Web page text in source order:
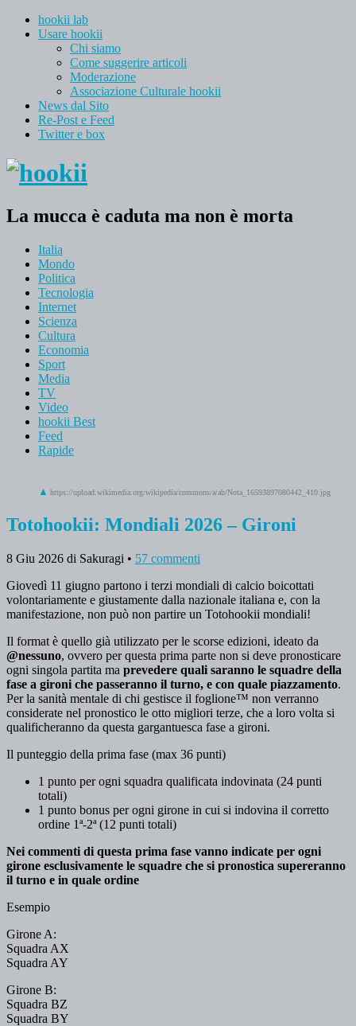
hookii lab
Usare hookii
Chi siamo
Come suggerire articoli
Moderazione
Associazione Culturale hookii
News dal Sito
Re-Post e Feed
Twitter e box
La mucca è caduta ma non è morta
Italia
Mondo
Politica
Tecnologia
Internet
Scienza
Cultura
Economia
Sport
Media
TV
Video
hookii Best
Feed
Rapide
https://upload.wikimedia.org/wikipedia/commons/a/ab/Nota_16593897080442_410.jpg
Totohookii: Mondiali 2026 – Gironi
8 Giu 2026 di Sakuragi • 57 commenti
Giovedì 11 giugno partono i terzi mondiali di calcio boicottati
volontariamente e giustamente dalla nazionale italiana e, con la
manifestazione, non può non partire un Totohookii mondiali!
Il format è quello già utilizzato per le scorse edizioni, ideato da
@nessuno, ovvero per questa prima parte non si deve pronosticare
ogni singola partita ma prevedere quali saranno le squadre della
fase a gironi che passeranno il turno, e con quale piazzamento.
Per la sanità mentale di chi gestisce il foglione™ non verranno
considerate nel pronostico le otto migliori terze, che a loro volta si
qualificheranno da questa gargantuesca fase a gironi.
Il punteggio della prima fase (max 36 punti)
1 punto per ogni squadra qualificata indovinata (24 punti
totali)
1 punto bonus per ogni girone in cui si indovina il corretto
ordine 1ª-2ª (12 punti totali)
Nei commenti di questa prima fase vanno indicate per ogni
girone esclusivamente le squadre che si pronostica supereranno
il turno e in quale ordine
Esempio
Girone A:
Squadra AX
Squadra AY
Girone B:
Squadra BZ
Squadra BY